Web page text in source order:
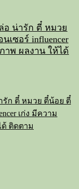
อ น่ารัก ตี๋ หมวย
ซอร์ influencer
าพ ผลงาน ให้ได้
รัก ตี๋ หมวย ตี๋น้อย ตี๋
เก่ง มีความ
ด้ ติดตาม